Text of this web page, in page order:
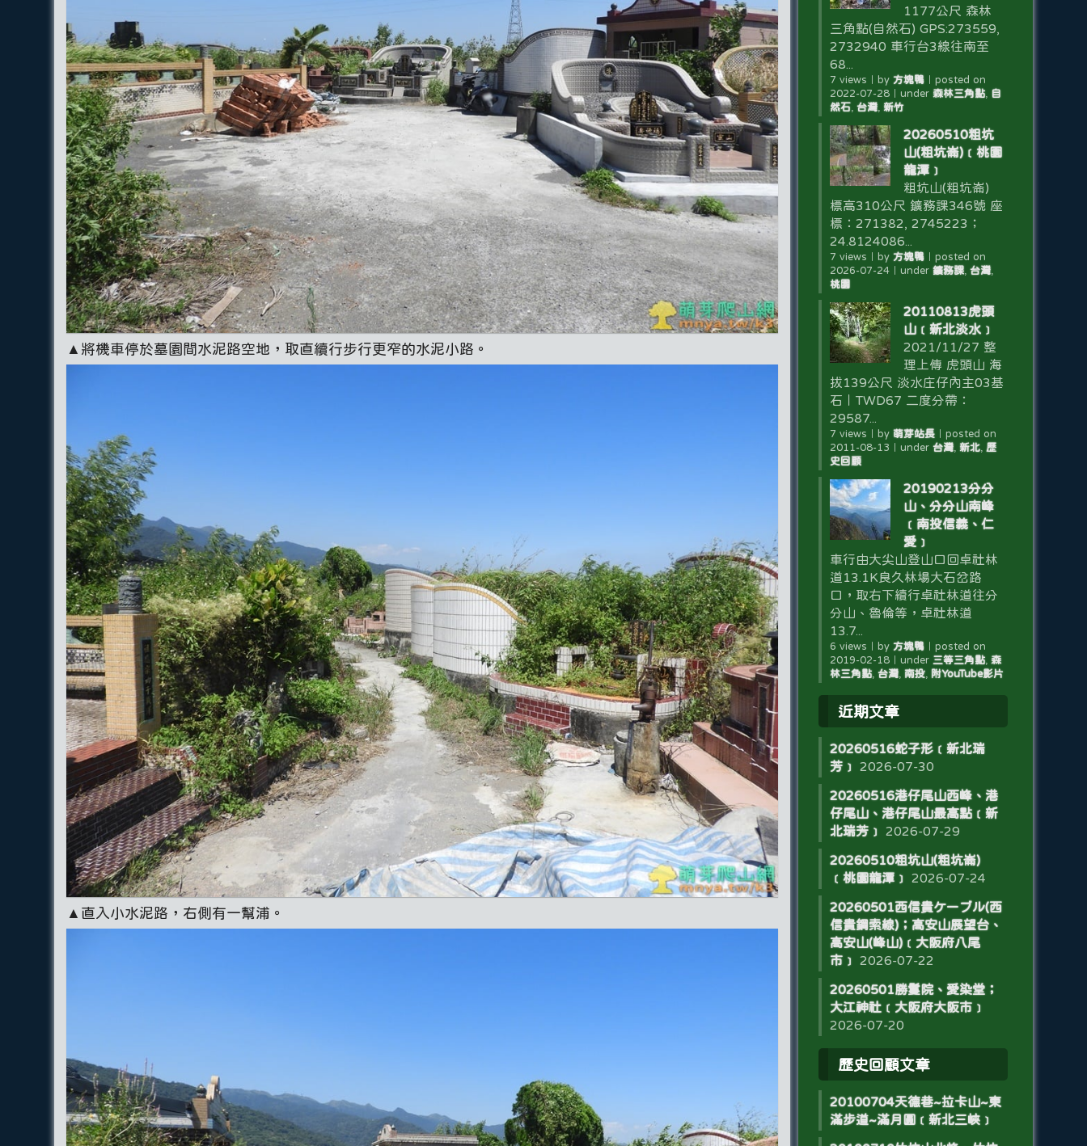
▲將機車停於墓園間水泥路空地，取直續行步行更窄的水泥小路。
▲直入小水泥路，右側有一幫浦。
1177公尺 森林
三角點(自然石) GPS:273559,
2732940 車行台3線往南至
68...
7 views by 方塊鴨｜ posted on
2022-07-28｜ under 森林三角點, 自
然石, 台灣, 新竹
20260510粗坑
山(粗坑崙)﹝桃園
龍潭﹞
粗坑山(粗坑崙)
標高310公尺 鑛務課346號 座
標：271382, 2745223；
24.8124086...
7 views by 方塊鴨｜ posted on
2026-07-24｜ under 鑛務課, 台灣,
桃園
20110813虎頭
山﹝新北淡水﹞
2021/11/27 整
理上傳 虎頭山 海
拔139公尺 淡水庄仔內主03基
石｜TWD67 二度分帶：
29587...
7 views by 萌芽站長｜ posted on
2011-08-13
under 台灣, 新北, 歷
史回顧
20190213分分
山、分分山南峰
﹝南投信義、仁
愛﹞
車行由大尖山登山口回卓社林
道13.1K良久林場大石岔路
口，取右下續行卓社林道往分
分山、魯倫等，卓社林道
13.7...
6 views by 方塊鴨｜ posted on
2019-02-18｜ under 三等三角點, 森
林三角點, 台灣, 南投, 附YouTube影片
近期文章
20260516蛇子形﹝新北瑞
芳﹞
2026-07-30
20260516港仔尾山西峰、港
仔尾山、港仔尾山最高點﹝新
北瑞芳﹞
2026-07-29
20260510粗坑山(粗坑崙)
﹝桃園龍潭﹞
2026-07-24
20260501西信貴ケーブル(西
信貴鋼索線)；高安山展望台、
高安山(峰山)﹝大阪府八尾
市﹞
2026-07-22
20260501勝鬘院、愛染堂；
大江神社﹝大阪府大阪市﹞
2026-07-20
歷史回顧文章
20100704天德巷~拉卡山~東
滿步道~滿月圓﹝新北三峽﹞